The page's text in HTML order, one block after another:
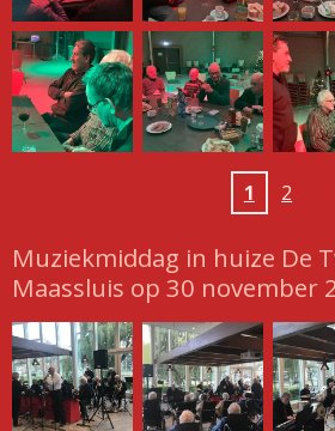
1 2
Muziekmiddag in huize De
Maassluis op 30 november